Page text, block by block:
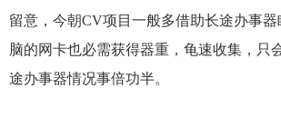
留意，今朝CV项目一般多借助长途办事
脑的网卡也必需获得器重，龟速收集，只
途办事器情况事倍功半。